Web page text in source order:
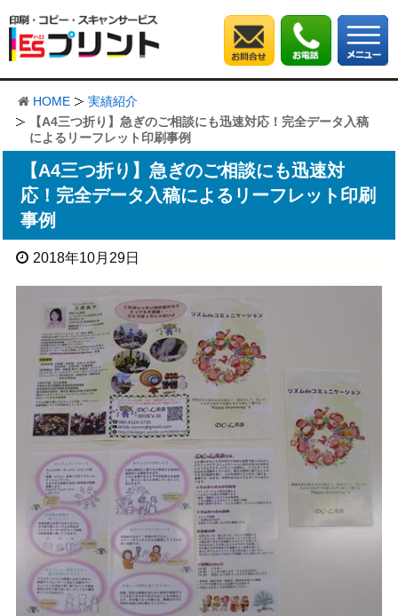
HOME
実績紹介
【A4三つ折り】急ぎのご相談にも迅速対応！完全データ入稿
によるリーフレット印刷事例
【A4三つ折り】急ぎのご相談にも迅速対
応！完全データ入稿によるリーフレット印刷
事例
2018年10月29日